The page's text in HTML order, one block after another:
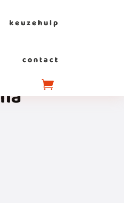
keuzehulp
contact